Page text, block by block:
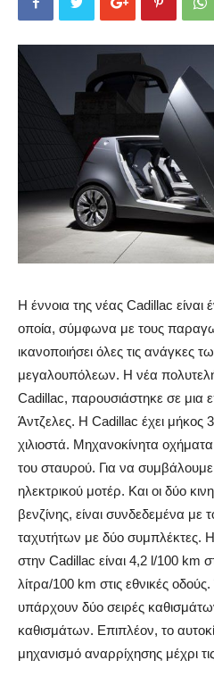
Η έννοια της νέας Cadillac είναι
οποία, σύμφωνα με τους
ικανοποιήσει όλες τις ανάγκες
μεγαλουπόλεων. Η νέα
Cadillac, παρουσιάστηκε σε μια
Άντζελες. Η Cadillac έχει μήκος
χιλιοστά. Μηχανοκίνητα
του σταυρού. Για να
ηλεκτρικού μοτέρ. Και οι δύο
βενζίνης, είναι συνδεδεμένα με
ταχυτήτων με δύο συμπλέκτες.
στην Cadillac είναι 4,2 l/100 km
λίτρα/100 km στις εθνικές
υπάρχουν δύο σειρές
καθισμάτων. Επιπλέον, το
μηχανισμό αναρρίχησης μέχρι